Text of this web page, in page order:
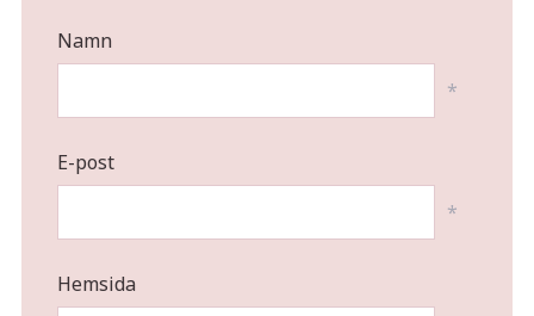
Namn
*
E-post
*
Hemsida